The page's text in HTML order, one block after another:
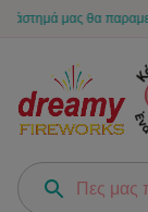
μας θα παραμείνει